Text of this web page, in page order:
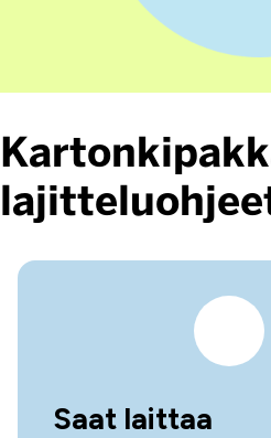
Saat laittaa